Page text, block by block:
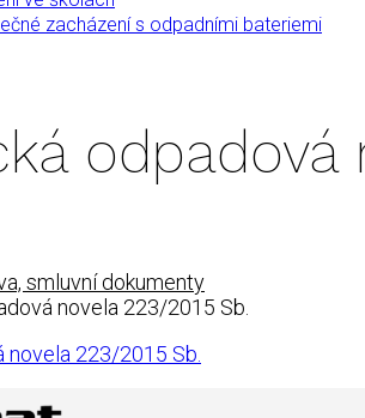
zacházení s odpadními bateriemi
odpadová
smluvní dokumenty
novela 223/2015 Sb.
223/2015 Sb.